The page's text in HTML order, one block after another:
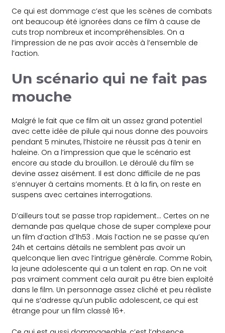
Ce qui est dommage c’est que les scènes de combats
ont beaucoup été ignorées dans ce film à cause de
cuts trop nombreux et incompréhensibles. On a
l’impression de ne pas avoir accès à l’ensemble de
l’action.
Un scénario qui ne fait pas
mouche
Malgré le fait que ce film ait un assez grand potentiel
avec cette idée de pilule qui nous donne des pouvoirs
pendant 5 minutes, l’histoire ne réussit pas à tenir en
haleine. On a l’impression que que le scénario est
encore au stade du brouillon. Le déroulé du film se
devine assez aisément. Il est donc difficile de ne pas
s’ennuyer à certains moments. Et à la fin, on reste en
suspens avec certaines interrogations.
D’ailleurs tout se passe trop rapidement… Certes on ne
demande pas quelque chose de super complexe pour
un film d’action d’1h53 . Mais l’action ne se passe qu’en
24h et certains détails ne semblent pas avoir un
quelconque lien avec l’intrigue générale. Comme Robin,
la jeune adolescente qui a un talent en rap. On ne voit
pas vraiment comment cela aurait pu être bien exploité
dans le film. Un personnage assez cliché et peu réaliste
qui ne s’adresse qu’un public adolescent, ce qui est
étrange pour un film classé 16+.